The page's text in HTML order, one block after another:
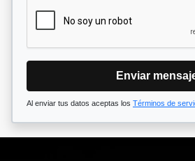
Enviar
Al enviar tus datos aceptas los Términos de